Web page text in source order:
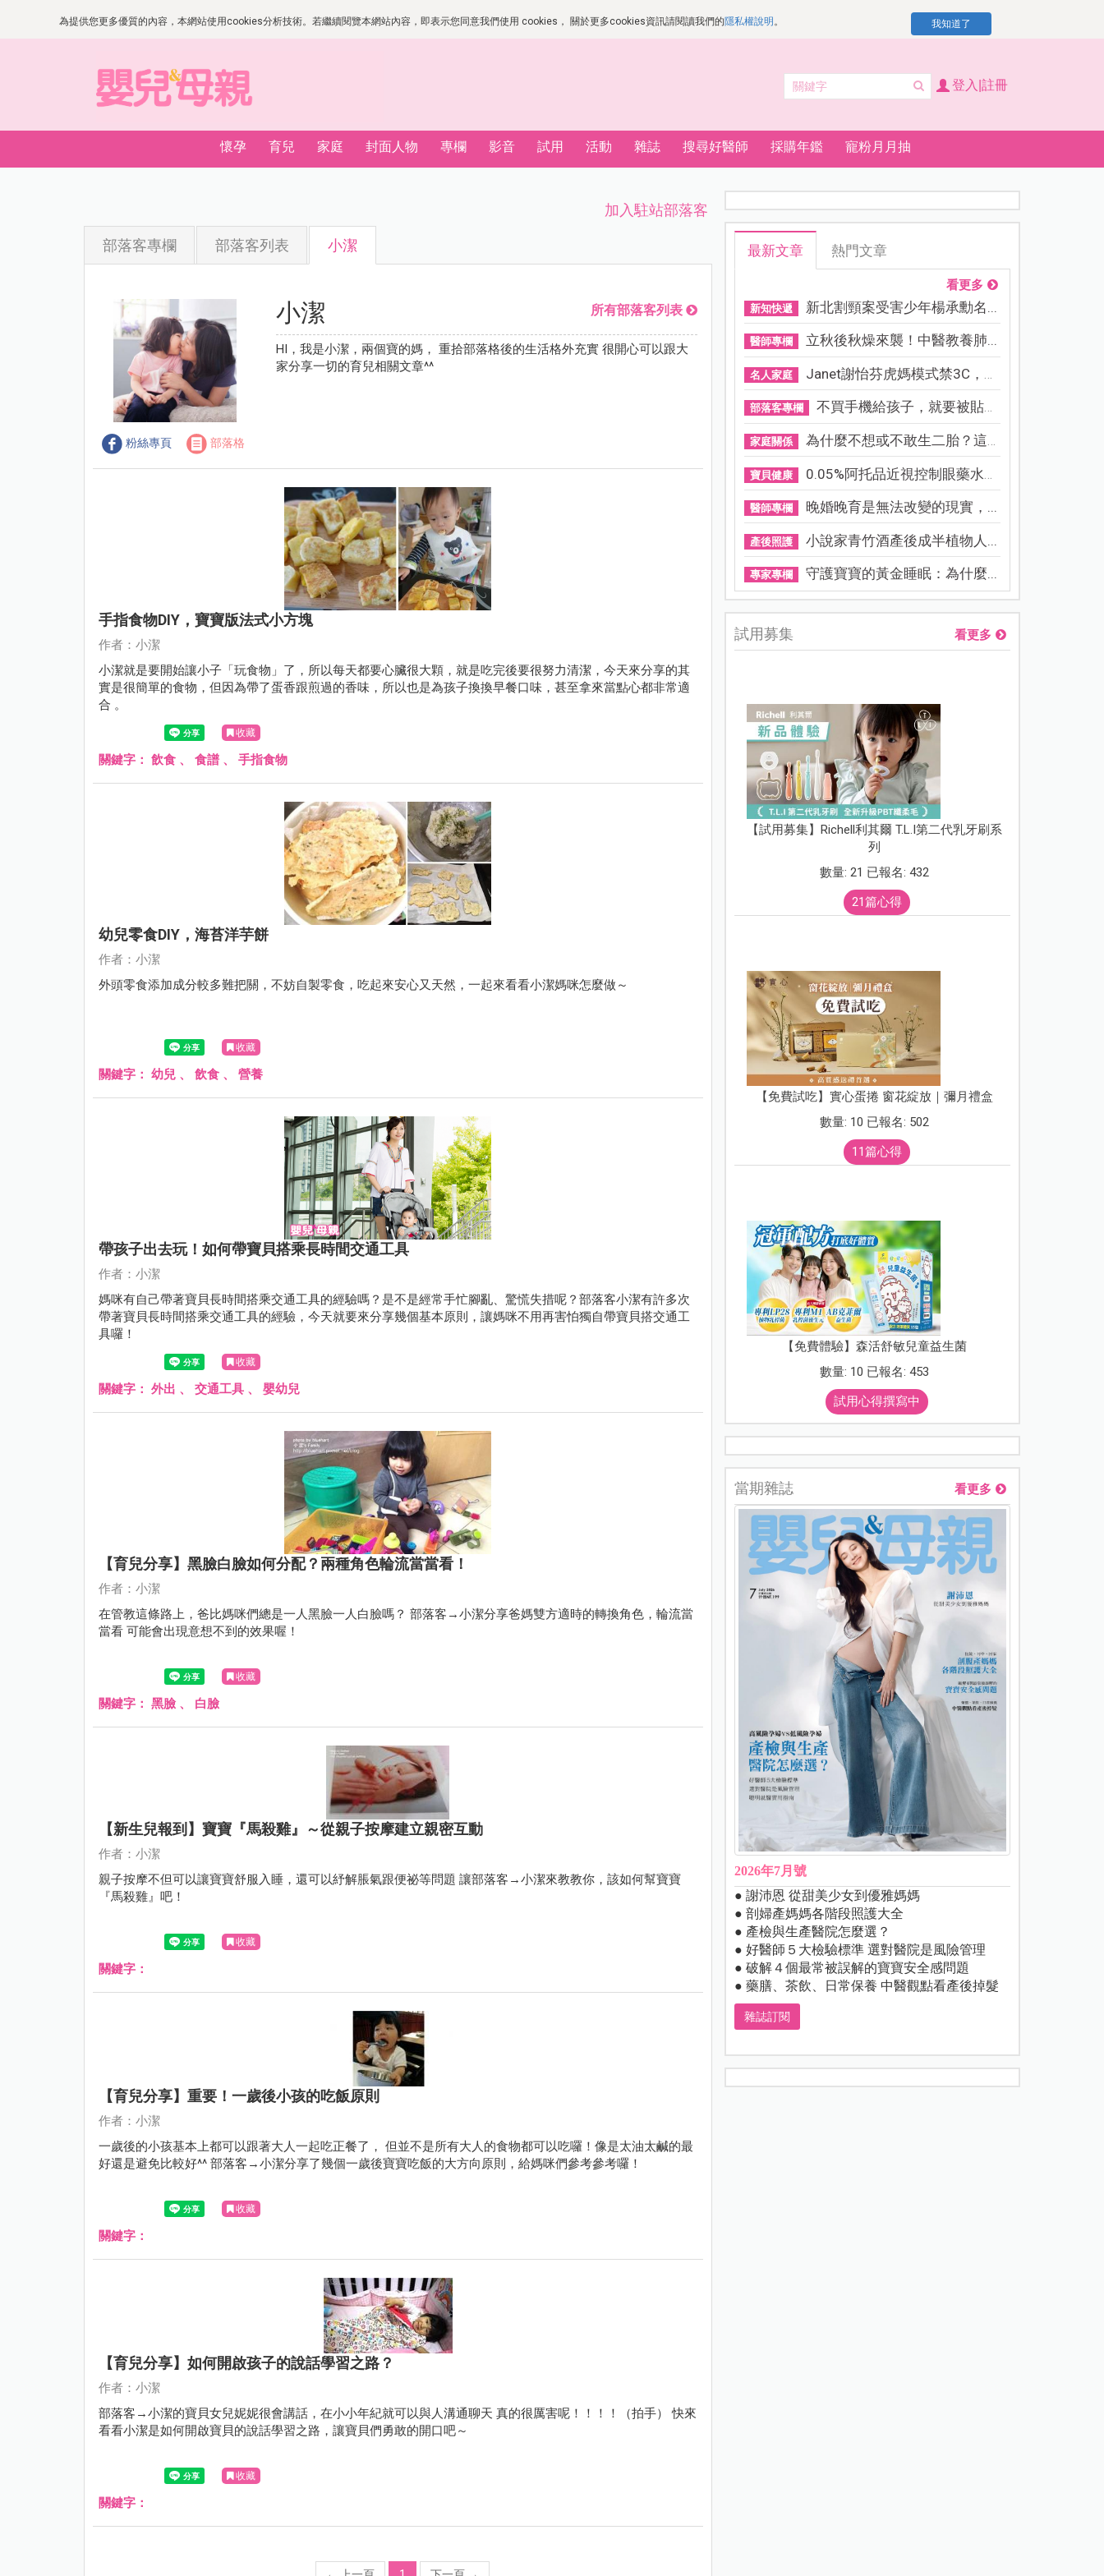
為提供您更多優質的內容，本網站使用cookies分析技術。若繼續閱覽本網站內容，即表示您同意我們使用 cookies， 關於更多cookies資訊請閱讀我們的隱私權說明 。 我知道了
登入|註冊
懷孕 育兒 家庭 封面人物 專欄 影音 試用 活動 雜誌 搜尋好醫師 採購年鑑 寵粉月月抽
加入駐站部落客
部落客專欄 部落客列表 小潔
粉絲專頁 部落格
小潔 所有部落客列表
HI，我是小潔，兩個寶的媽， 重拾部落格後的生活格外充實 很開心可以跟大
家分享一切的育兒相關文章^^
手指食物DIY，寶寶版法式小方塊
作者：小潔
小潔就是要開始讓小子「玩食物」了，所以每天都要心臟很大顆，就是吃完後要很努力清潔，今天來分享的其
實是很簡單的食物，但因為帶了蛋香跟煎過的香味，所以也是為孩子換換早餐口味，甚至拿來當點心都非常適
合 。
收藏
關鍵字： 飲食 、 食譜 、 手指食物
幼兒零食DIY，海苔洋芋餅
作者：小潔
外頭零食添加成分較多難把關，不妨自製零食，吃起來安心又天然，一起來看看小潔媽咪怎麼做～
收藏
關鍵字： 幼兒 、 飲食 、 營養
帶孩子出去玩！如何帶寶貝搭乘長時間交通工具
作者：小潔
媽咪有自己帶著寶貝長時間搭乘交通工具的經驗嗎？是不是經常手忙腳亂、驚慌失措呢？部落客小潔有許多次
帶著寶貝長時間搭乘交通工具的經驗，今天就要來分享幾個基本原則，讓媽咪不用再害怕獨自帶寶貝搭交通工
具囉！
收藏
關鍵字： 外出 、 交通工具 、 嬰幼兒
【育兒分享】黑臉白臉如何分配？兩種角色輪流當當看！
作者：小潔
在管教這條路上，爸比媽咪們總是一人黑臉一人白臉嗎？ 部落客→小潔分享爸媽雙方適時的轉換角色，輪流當
當看 可能會出現意想不到的效果喔！
收藏
關鍵字： 黑臉 、 白臉
【新生兒報到】寶寶『馬殺雞』～從親子按摩建立親密互動
作者：小潔
親子按摩不但可以讓寶寶舒服入睡，還可以紓解脹氣跟便祕等問題 讓部落客→小潔來教教你，該如何幫寶寶
『馬殺雞』吧！
收藏
關鍵字：
【育兒分享】重要！一歲後小孩的吃飯原則
作者：小潔
一歲後的小孩基本上都可以跟著大人一起吃正餐了， 但並不是所有大人的食物都可以吃囉！像是太油太鹹的最
好還是避免比較好^^ 部落客→小潔分享了幾個一歲後寶寶吃飯的大方向原則，給媽咪們參考參考囉！
收藏
關鍵字：
【育兒分享】如何開啟孩子的說話學習之路？
作者：小潔
部落客→小潔的寶貝女兒妮妮很會講話，在小小年紀就可以與人溝通聊天 真的很厲害呢！！！！（拍手） 快來
看看小潔是如何開啟寶貝的說話學習之路，讓寶貝們勇敢的開口吧～
收藏
關鍵字：
最新文章 熱門文章
看更多
新知快遞 新北割頸案受害少年楊承勳名...
醫師專欄 立秋後秋燥來襲！中醫教養肺...
名人家庭 Janet謝怡芬虎媽模式禁3C，看...
部落客專欄 不買手機給孩子，就要被貼「...
家庭關係 為什麼不想或不敢生二胎？這8...
寶貝健康 0.05%阿托品近視控制眼藥水納...
醫師專欄 晚婚晚育是無法改變的現實，...
產後照護 小說家青竹酒產後成半植物人...
專家專欄 守護寶寶的黃金睡眠：為什麼...
試用募集 看更多
【試用募集】Richell利其爾 T.L.I第二代乳牙刷系
列
數量: 21 已報名: 432
21篇心得
【免費試吃】實心蛋捲 窗花綻放｜彌月禮盒
數量: 10 已報名: 502
11篇心得
【免費體驗】森活舒敏兒童益生菌
數量: 10 已報名: 453
試用心得撰寫中
當期雜誌 看更多
2026年7月號
● 謝沛恩 從甜美少女到優雅媽媽
● 剖婦產媽媽各階段照護大全
● 產檢與生產醫院怎麼選？
● 好醫師５大檢驗標準 選對醫院是風險管理
● 破解４個最常被誤解的寶寶安全感問題
● 藥膳、茶飲、日常保養 中醫觀點看產後掉髮
雜誌訂閱